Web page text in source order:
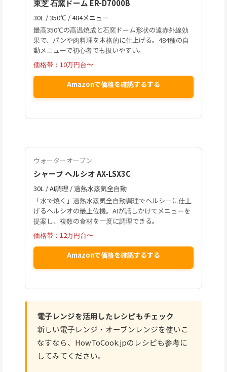
東芝 石窯ドーム ER-D7000B
30L / 350℃ / 484メニュー
最高350℃の高温焼成と石窯ドーム形状の遠赤外線効
果で、パンや肉料理を本格的に仕上げる。484種の自
動メニューで初心者でも扱いやすい。
価格帯：10万円台〜
Amazonで価格を確認するする
ウォーターオーブン
シャープ ヘルシオ AX-LSX3C
30L / AI調理 / 過熱水蒸気全自動
「水で焼く」過熱水蒸気全自動調理でヘルシーに仕上
げるヘルシオの最上位機。AIが話しかけてメニューを
提案し、複数の食材を一度に調理できる。
価格帯：12万円台〜
Amazonで価格を確認するする
電子レンジを活用したレシピもチェック
新しい電子レンジ・オーブンレンジを使いこ
なすなら、HowToCook.jpのレシピも参考に
してみてください。